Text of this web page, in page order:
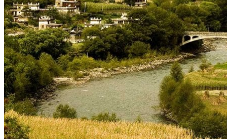
Printemps
Eté
Automne
Hiver
Infos pratiques
Notre agence
Notre agence en Chine
Réseau Asian Roads
Garanties et engagements Asian Roads
Avis de nos voyageurs
Voyages d’affaires en Chine
Voyage scolaire et culturel en Chine
La Chine & ses secrets
Présentation de la Chine
Cuisines de Chine